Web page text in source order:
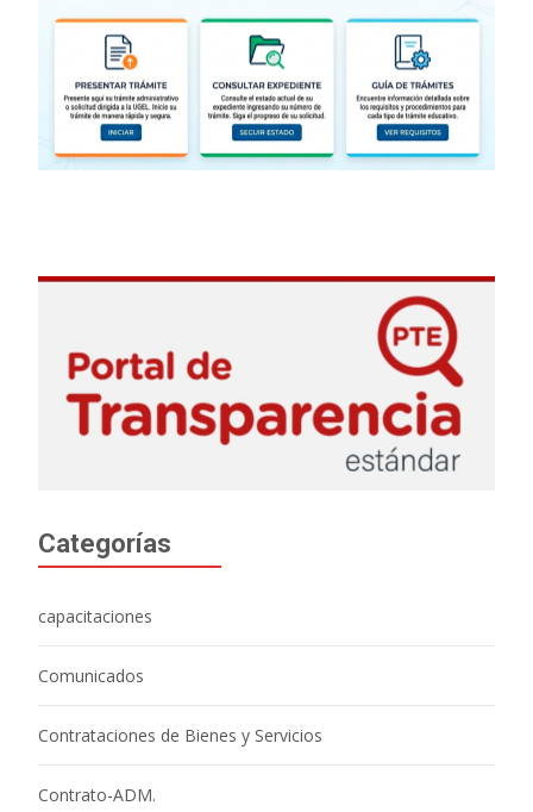
Categorías
capacitaciones
Comunicados
Contrataciones de Bienes y Servicios
Contrato-ADM.